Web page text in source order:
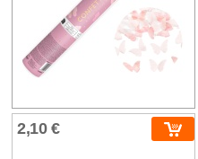
2,10 €